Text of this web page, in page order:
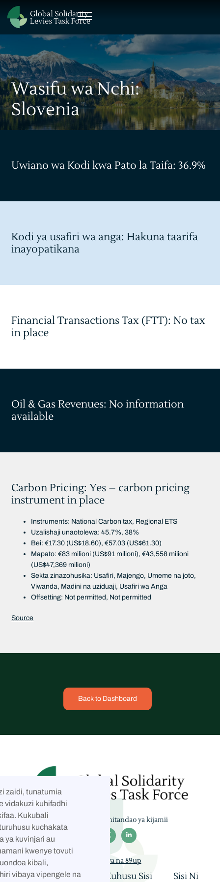
zaidi, tunatumia
vidakuzi kuhifadhi
Kukubali
kuchakata
ya kuvinjari au
kwenye tovuti
kibali,
vibaya vipengele na
Wasifu wa Nchi:
Slovenia
Uwiano wa Kodi kwa Pato la Taifa: 36.9%
Kodi ya usafiri wa anga: Hakuna taarifa
inayopatikana
Financial Transactions Tax (FTT): No tax
in place
Oil & Gas Revenues: No information
available
Carbon Pricing: Yes – carbon pricing
instrument in place
Instruments: National Carbon tax, Regional ETS
Uzalishaji unaotolewa: 45.7%, 38%
Bei: €17.30 (US$18.60), €57.03 (US$61.30)
Mapato: €83 milioni (US$91 milioni), €43,558 milioni
(US$47,369 milioni)
Sekta zinazohusika: Usafiri, Majengo, Umeme na joto,
Viwanda, Madini na uziduaji, Usafiri wa Anga
Offsetting: Not permitted, Not permitted
Source
Back to Dashboard
Tufuate kwenye mitandao ya kijamii
 
Imejengwa na 89up
Nyumbani Kuhusu Sisi
Sisi Ni